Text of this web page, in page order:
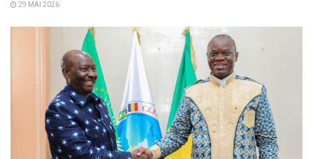
29 MAI 2026